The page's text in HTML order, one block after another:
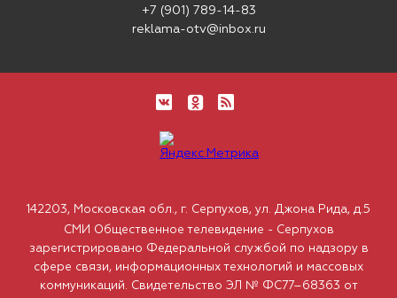
+7 (901) 789-14-83
reklama-otv@inbox.ru
142203, Московская обл., г. Серпухов, ул. Джона Рида, д.5
СМИ Общественное телевидение - Серпухов
зарегистрировано Федеральной службой по надзору в
сфере связи, информационных технологий и массовых
коммуникаций. Свидетельство ЭЛ № ФС77–68363 от